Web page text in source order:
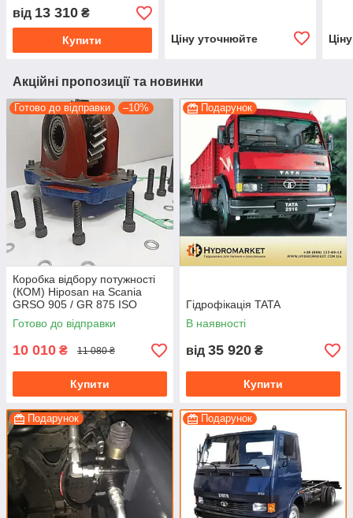
від 13 310 ₴
Купити Ціну уточнюйте
Акційні пропозиції та новинки
Готово до відправки –10%
Коробка відбору потужності
(КОМ) Hiposan на Scania
GRSO 905 / GR 875 ISO
(пневматична)
Готово до відправки
10 010 ₴ 11 080 ₴
Купити
Подарунок
Гідрофікація TATA
В наявності
від 35 920 ₴
Купити
Подарунок Подарунок